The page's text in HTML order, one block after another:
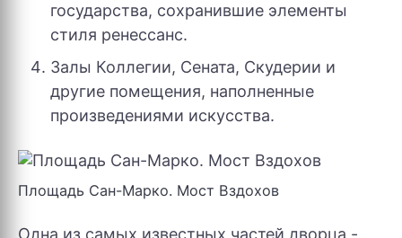
государства, сохранившие элементы
стиля ренессанс.
Залы Коллегии, Сената, Скудерии и
другие помещения, наполненные
произведениями искусства.
Площадь Сан-Марко. Мост Вздохов
Одна из самых известных частей дворца -